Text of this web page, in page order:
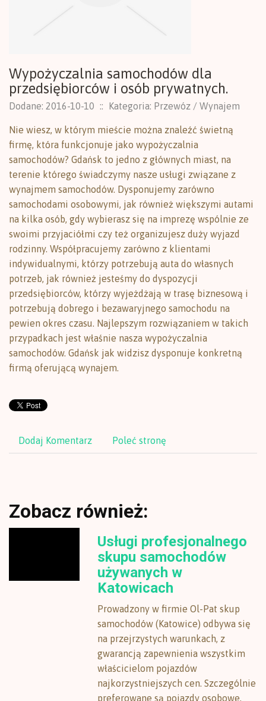
Wypożyczalnia samochodów dla
przedsiębiorców i osób prywatnych.
Dodane: 2016-10-10 :: Kategoria: Przewóz / Wynajem
Nie wiesz, w którym mieście można znaleźć świetną
firmę, która funkcjonuje jako wypożyczalnia
samochodów? Gdańsk to jedno z głównych miast, na
terenie którego świadczymy nasze usługi związane z
wynajmem samochodów. Dysponujemy zarówno
samochodami osobowymi, jak również większymi autami
na kilka osób, gdy wybierasz się na imprezę wspólnie ze
swoimi przyjaciółmi czy też organizujesz duży wyjazd
rodzinny. Współpracujemy zarówno z klientami
indywidualnymi, którzy potrzebują auta do własnych
potrzeb, jak również jesteśmy do dyspozycji
przedsiębiorców, którzy wyjeżdżają w trasę biznesową i
potrzebują dobrego i bezawaryjnego samochodu na
pewien okres czasu. Najlepszym rozwiązaniem w takich
przypadkach jest właśnie nasza wypożyczalnia
samochodów. Gdańsk jak widzisz dysponuje konkretną
firmą oferującą wynajem.
Dodaj Komentarz Poleć stronę
Zobacz również:
Usługi profesjonalnego
skupu samochodów
używanych w
Katowicach
Prowadzony w firmie Ol-Pat skup
samochodów (Katowice) odbywa się
na przejrzystych warunkach, z
gwarancją zapewnienia wszystkim
właścicielom pojazdów
najkorzystniejszych cen. Szczególnie
preferowane są pojazdy osobowe,